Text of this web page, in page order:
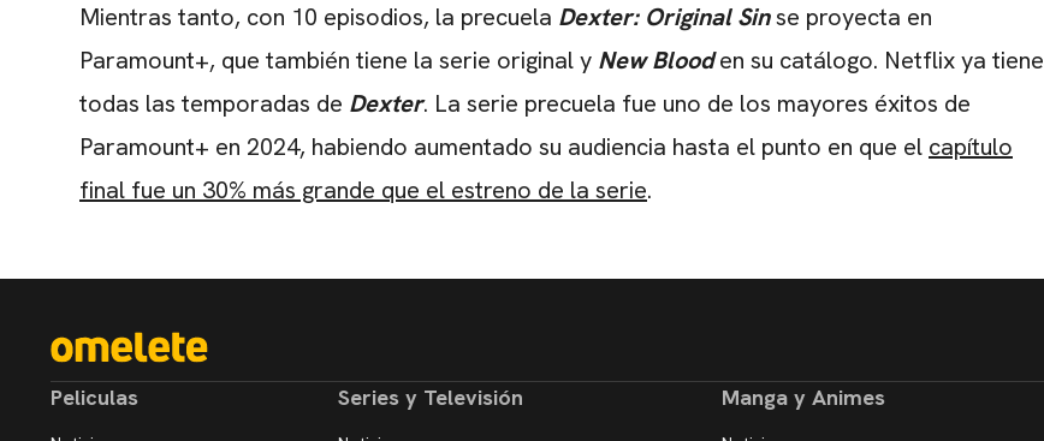
Mientras tanto, con 10 episodios, la precuela Dexter: Original Sinse proyecta en
Paramount+, que también tiene la serie original y New Blooden su catálogo. Netflix ya tiene
todas las temporadas de Dexter. La serie precuela fue uno de los mayores éxitos de
Paramount+ en 2024, habiendo aumentado su audiencia hasta el punto en que el capítulo
final fue un 30% más grande que el estreno de la serie.
Peliculas Series y Televisión Manga y Animes